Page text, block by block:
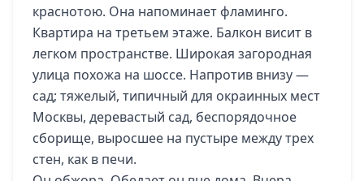
краснотою. Она напоминает фламинго.
Квартира на третьем этаже. Балкон висит в
легком пространстве. Широкая загородная
улица похожа на шоссе. Напротив внизу —
сад; тяжелый, типичный для окраинных мест
Москвы, деревастый сад, беспорядочное
сборище, выросшее на пустыре между трех
стен, как в печи.